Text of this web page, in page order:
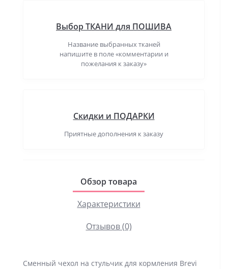
Выбор ТКАНИ для ПОШИВА
Название выбранных тканей
напишите в поле «комментарии и
пожелания к заказу»
Скидки и ПОДАРКИ
Приятные дополнения к заказу
Обзор товара
Характеристики
Отзывов (0)
Сменный чехол на стульчик для кормления Brevi